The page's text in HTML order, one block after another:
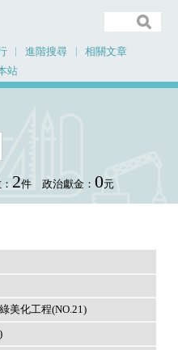
進階搜尋
相關文章
站
2件 政治獻金： 0元
美化工程(NO.21)